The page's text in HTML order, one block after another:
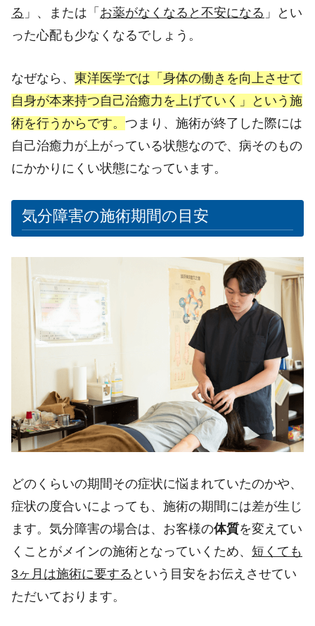
る 」、または「 お薬がなくなると不安になる 」とい
った心配も少なくなるでしょう。
なぜなら、 東洋医学では「身体の働きを向上させて
自身が本来持つ自己治癒力を上げていく」という施
術を行うからです。 つまり、施術が終了した際には
自己治癒力が上がっている状態なので、病そのもの
にかかりにくい状態になっています。
気分障害の施術期間の目安
どのくらいの期間その症状に悩まれていたのかや、
症状の度合いによっても、施術の期間には差が生じ
ます。気分障害の場合は、お客様の体質を変えてい
くことがメインの施術となっていくため、 短くても
3ヶ月は施術に要する という目安をお伝えさせてい
ただいております。